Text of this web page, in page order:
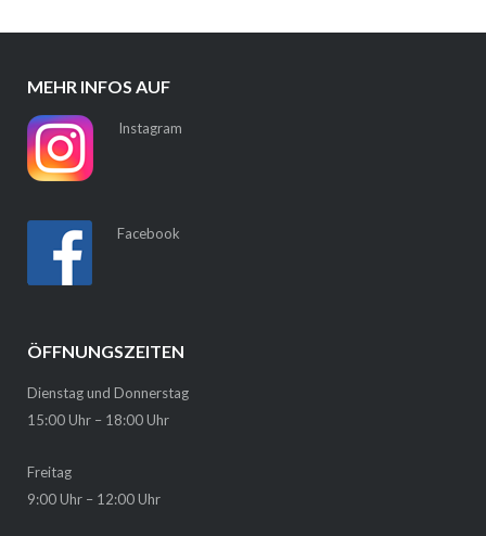
MEHR INFOS AUF
Instagram
Facebook
ÖFFNUNGSZEITEN
Dienstag und Donnerstag
15:00 Uhr – 18:00 Uhr
Freitag
9:00 Uhr – 12:00 Uhr